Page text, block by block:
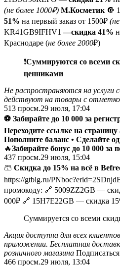
(не более 1000₽) М.Косметик 🔘
51% на первый заказ от 1500₽
KR41GB9IFHV1—скидка 41%
Краснодаре (не более 2000₽)
❗️Суммируются со всеми
ценниками
Не распространяются на услуги
действуют на товары с
513 просм.29 июля, 17:04
⚽️ Забирайте до 10 000 за
Переходите ссылке на страницу
Пополните баланс • Сделайте
🔥Забирайте бонус до 10 000 за
437 просм.29 июля, 15:04
🩳 Скидка до 15% на всё в
https://gtblg.ru/
промокоду: 🔗 5009ZZ2GB —
000₽ 🔗 15H7E22GB — скидка
Суммируется со всеми
Акция доступна для всех
приложении. Бесплатная
розничного магазина
466 просм.29 июля, 13:04